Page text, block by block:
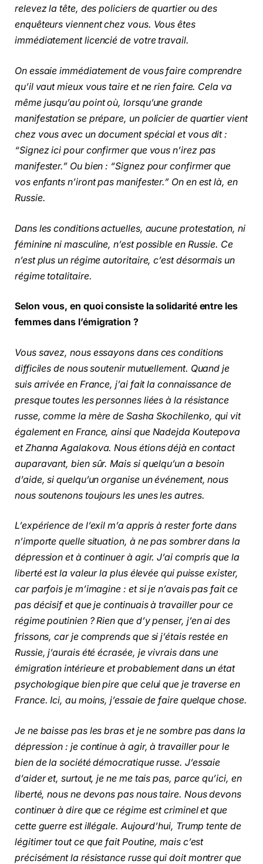
relevez la tête, des policiers de quartier ou des
enquêteurs viennent chez vous. Vous êtes
immédiatement licencié de votre travail.
On essaie immédiatement de vous faire comprendre
qu’il vaut mieux vous taire et ne rien faire. Cela va
même jusqu’au point où, lorsqu’une grande
manifestation se prépare, un policier de quartier vient
chez vous avec un document spécial et vous dit :
“Signez ici pour confirmer que vous n’irez pas
manifester.” Ou bien : “Signez pour confirmer que
vos enfants n’iront pas manifester.” On en est là, en
Russie.
Dans les conditions actuelles, aucune protestation, ni
féminine ni masculine, n’est possible en Russie. Ce
n’est plus un régime autoritaire, c’est désormais un
régime totalitaire.
Selon vous, en quoi consiste la solidarité entre les
femmes dans l’émigration ?
Vous savez, nous essayons dans ces conditions
difficiles de nous soutenir mutuellement. Quand je
suis arrivée en France, j’ai fait la connaissance de
presque toutes les personnes liées à la résistance
russe, comme la mère de Sasha Skochilenko, qui vit
également en France, ainsi que Nadejda Koutepova
et Zhanna Agalakova. Nous étions déjà en contact
auparavant, bien sûr. Mais si quelqu’un a besoin
d’aide, si quelqu’un organise un événement, nous
nous soutenons toujours les unes les autres.
L’expérience de l’exil m’a appris à rester forte dans
n’importe quelle situation, à ne pas sombrer dans la
dépression et à continuer à agir. J’ai compris que la
liberté est la valeur la plus élevée qui puisse exister,
car parfois je m’imagine : et si je n’avais pas fait ce
pas décisif et que je continuais à travailler pour ce
régime poutinien ? Rien que d’y penser, j’en ai des
frissons, car je comprends que si j’étais restée en
Russie, j’aurais été écrasée, je vivrais dans une
émigration intérieure et probablement dans un état
psychologique bien pire que celui que je traverse en
France. Ici, au moins, j’essaie de faire quelque chose.
Je ne baisse pas les bras et je ne sombre pas dans la
dépression : je continue à agir, à travailler pour le
bien de la société démocratique russe. J’essaie
d’aider et, surtout, je ne me tais pas, parce qu’ici, en
liberté, nous ne devons pas nous taire. Nous devons
continuer à dire que ce régime est criminel et que
cette guerre est illégale. Aujourd’hui, Trump tente de
légitimer tout ce que fait Poutine, mais c’est
précisément la résistance russe qui doit montrer que